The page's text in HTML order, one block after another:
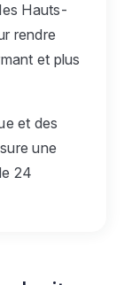
Hauts-
rendre
et plus
et des
une
24